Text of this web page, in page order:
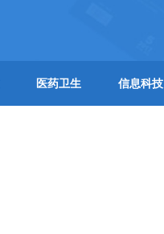
医药卫生 信息科技